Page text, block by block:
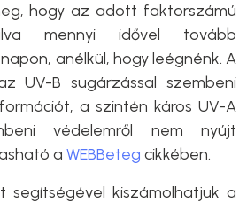
hogy az adott faktorszámú
mennyi idővel tovább
anélkül, hogy leégnénk. A
UV-B sugárzással szembeni
a szintén káros UV-A
védelemről nem nyújt
a WEBBeteg cikkében.
segítségével kiszámolhatjuk a